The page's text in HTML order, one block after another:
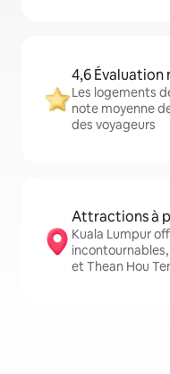
4,6 Évaluation
Les logements
note moyenne
des voyageurs
Attractions à
Kuala Lumpur
incontournables,
et Thean Hou